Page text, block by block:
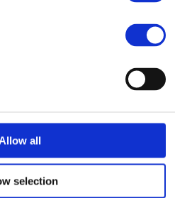
all
selection
del “positioning”, ma
) e ritorniamo al discorso
avere l’obiettivo di